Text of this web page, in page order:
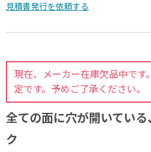
見積書発行を依頼する
現在、メーカー在庫欠品中です
定です。予めご了承ください。
全ての面に穴が開いてい
ク